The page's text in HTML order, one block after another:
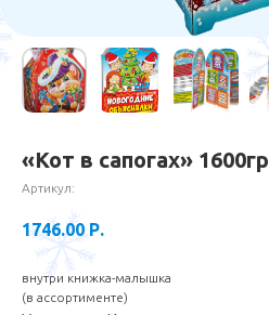
«Кот в сапогах» 1600гр
Артикул:
1746.00 Р.
внутри книжка-малышка
(в ассортименте)